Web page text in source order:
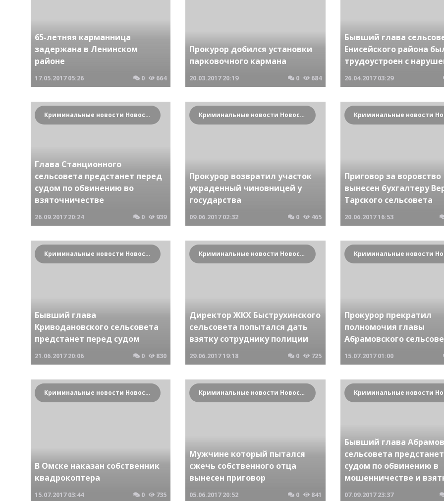
65-летняя карманница
задержана в Ленинском
районе
17.05.2017 05:26 0 664
Прокурор добился установки
парковочного кармана
20.03.201720:19 0 684
Бывший глава
Енисейского района
трудоустроен с
26.04.2017 03:29
Криминальные новости Новосибирска и Сибирского региона
Глава Станционного
сельсовета предстанет перед
судом по обвинению во
взяточничестве
26.09.2017 20:24 0 939
Криминальные новости Новосибирска и Сибирского региона
Прокурор возвратил участок
украденный чиновницей у
государства
09.06.201702:32 0 465
Приговор за воровство
вынесен бухгалтеру
Тарского сельсовета
20.06.201716:53
Криминальные новости Новосибирска и Сибирского региона
Бывший глава
Криводановского сельсовета
предстанет перед судом
21.06.2017 20:06 0 830
Криминальные новости Новосибирска и Сибирского региона
Директор ЖКХ Быструхинского
сельсовета попытался дать
взятку сотруднику полиции
29.06.201719:18 0 725
Прокурор прекратил
полномочия главы
Абрамовского
15.07.2017 01:00
Криминальные новости Новосибирска и Сибирского региона
В Омске наказан собственник
квадрокоптера
15.07.2017 03:44 0 735
Криминальные новости Новосибирска и Сибирского региона
Мужчине который пытался
сжечь собственного отца
вынесен приговор
05.06.201720:52 0 841
Бывший глава
сельсовета
судом по обвинению в
мошенничестве и
07.09.2017 23:37